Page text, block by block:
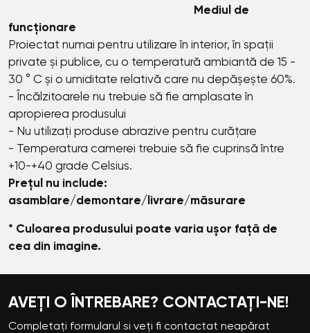
Mediul de
funcționare
Proiectat numai pentru utilizare în interior, în spații
private și publice, cu o temperatură ambiantă de 15 -
30 ° C și o umiditate relativă care nu depășește 60%.
- Încălzitoarele nu trebuie să fie amplasate în
apropierea produsului
- Nu utilizați produse abrazive pentru curățare
- Temperatura camerei trebuie să fie cuprinsă între
+10-+40 grade Celsius.
Prețul nu include:
asamblare/demontare/livrare/măsurare
* Culoarea produsului poate varia ușor față de
cea din imagine.
AVEȚI O ÎNTREBARE? CONTACTAȚI-NE!
Completați formularul si veți fi contactat neapărat